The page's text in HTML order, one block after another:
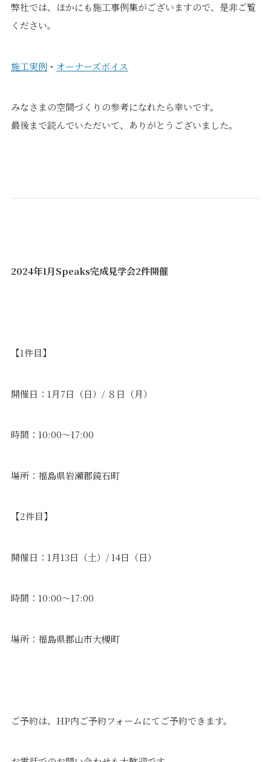
弊社では、ほかにも施工事例集がございますので、是非ご覧
ください。
施工実例・ オーナーズボイス
みなさまの空間づくりの参考になれたら幸いです。
最後まで読んでいただいて、ありがとうございました。
2024年1月Speaks完成見学会2件開催
【1件目】
開催日：1月7日（日）/ ８日（月）
時間：10:00～17:00
場所：福島県岩瀬郡鏡石町
【2件目】
開催日：1月13日（土）/ 14日（日）
時間：10:00～17:00
場所：福島県郡山市大槻町
ご予約は、HP内ご予約フォームにてご予約できます。